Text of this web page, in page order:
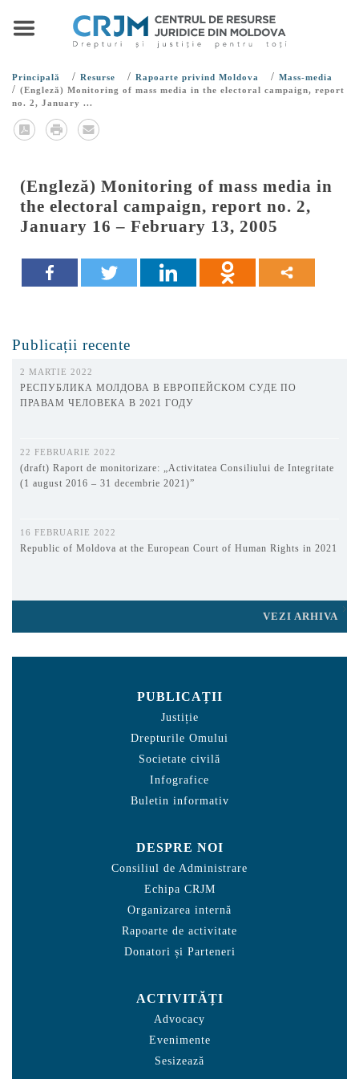
Principală / Resurse / Rapoarte privind Moldova / Mass-media
/ (Engleză) Monitoring of mass media in the electoral campaign, report
no. 2, January ...
(Engleză) Monitoring of mass media in
the electoral campaign, report no. 2,
January 16 – February 13, 2005
Publicații recente
2 MARTIE 2022
РЕСПУБЛИКА МОЛДОВА В ЕВРОПЕЙСКОМ СУДЕ ПО
ПРАВАМ ЧЕЛОВЕКА В 2021 ГОДУ
22 FEBRUARIE 2022
(draft) Raport de monitorizare: „Activitatea Consiliului de Integritate
(1 august 2016 – 31 decembrie 2021)”
16 FEBRUARIE 2022
Republic of Moldova at the European Court of Human Rights in 2021
VEZI ARHIVA
PUBLICAȚII
Justiție
Drepturile Omului
Societate civilă
Infografice
Buletin informativ
DESPRE NOI
Consiliul de Administrare
Echipa CRJM
Organizarea internă
Rapoarte de activitate
Donatori și Parteneri
ACTIVITĂȚI
Advocacy
Evenimente
Sesizează